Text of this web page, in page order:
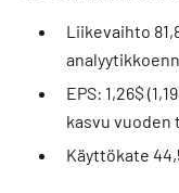
Liikevaihto
EPS: 1,26$
kasvu vuoden
Käyttökate